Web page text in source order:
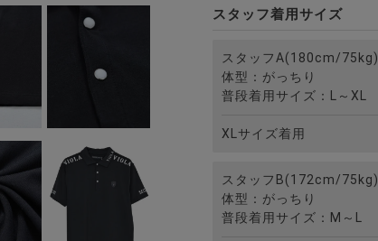
スタッフ着用サイズ
スタッフA(180cm/75kg)
体型：がっちり
普段着用サイズ：L～XL
XLサイズ着用
スタッフB(172cm/75kg)
体型：がっちり
普段着用サイズ：M～L